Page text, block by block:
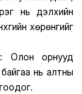
нь дэлхийн
хөрөнгийг
Олон орнууд
нь алтны